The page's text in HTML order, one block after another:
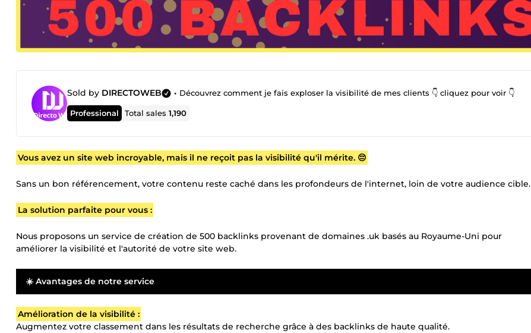
Sold by DIRECTOWEB • Découvrez comment je fais exploser la visibilité de mes clients 👇 cliquez pour voir 👇
Professional Total sales1,190
Vous avez un site web incroyable, mais il ne reçoit pas la visibilité qu'il mérite. 😔
Sans un bon référencement, votre contenu reste caché dans les profondeurs de l'internet, loin de votre audience cible.
La solution parfaite pour vous :
Nous proposons un service de création de 500 backlinks provenant de domaines .uk basés au Royaume-Uni pour
améliorer la visibilité et l'autorité de votre site web.
☀️ Avantages de notre service
Amélioration de la visibilité :
Augmentez votre classement dans les résultats de recherche grâce à des backlinks de haute qualité.